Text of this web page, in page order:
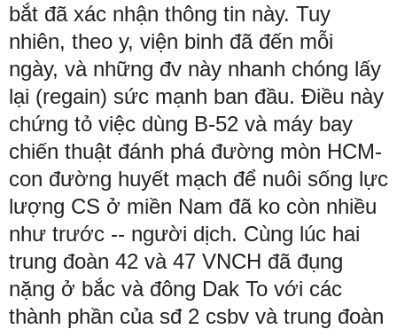
bắt đã xác nhận thông tin này. Tuy
nhiên, theo y, viện binh đã đến mỗi
ngày, và những đv này nhanh chóng lấy
lại (regain) sức mạnh ban đầu. Điều này
chứng tỏ việc dùng B-52 và máy bay
chiến thuật đánh phá đường mòn HCM-
con đường huyết mạch để nuôi sống lực
lượng CS ở miền Nam đã ko còn nhiều
như trước -- người dịch. Cùng lúc hai
trung đoàn 42 và 47 VNCH đã đụng
nặng ở bắc và đông Dak To với các
thành phần của sđ 2 csbv và trung đoàn